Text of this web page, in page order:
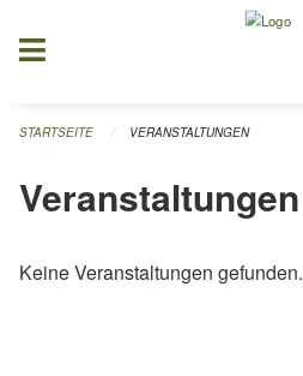
STARTSEITE VERANSTALTUNGEN
Veranstaltungen
Keine Veranstaltungen gefunden.